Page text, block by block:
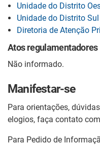
Unidade do Distrito
Unidade do Distrito
Diretoria de Atenção
Atos regulamentadores
Não informado.
Manifestar-se
Para orientações,
elogios, faça contato
Para Pedido de